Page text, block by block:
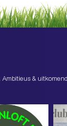
Ambitieus &